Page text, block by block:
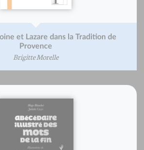
et Lazare dans la Tradition de
Provence
Brigitte Morelle